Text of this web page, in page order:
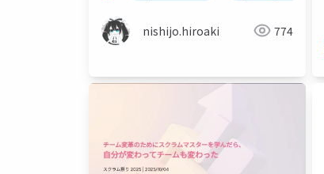
nishijo.hiroaki 774